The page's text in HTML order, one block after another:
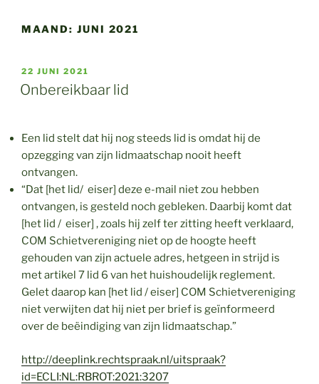
MAAND: JUNI 2021
GEPLAATST
OP
22 JUNI 2021
Onbereikbaar lid
Een lid stelt dat hij nog steeds lid is omdat hij de
opzegging van zijn lidmaatschap nooit heeft
ontvangen.
“Dat [het lid/ eiser] deze e-mail niet zou hebben
ontvangen, is gesteld noch gebleken. Daarbij komt dat
[het lid / eiser] , zoals hij zelf ter zitting heeft verklaard,
COM Schietvereniging niet op de hoogte heeft
gehouden van zijn actuele adres, hetgeen in strijd is
met artikel 7 lid 6 van het huishoudelijk reglement.
Gelet daarop kan [het lid / eiser] COM Schietvereniging
niet verwijten dat hij niet per brief is geïnformeerd
over de beëindiging van zijn lidmaatschap.”
http://deeplink.rechtspraak.nl/uitspraak?
id=ECLI:NL:RBROT:2021:3207